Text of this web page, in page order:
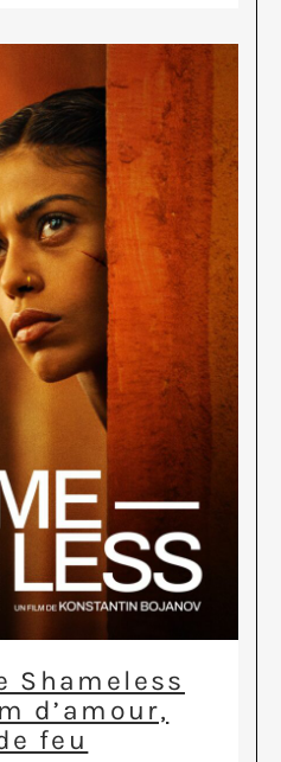
Shameless
d’amour,
feu